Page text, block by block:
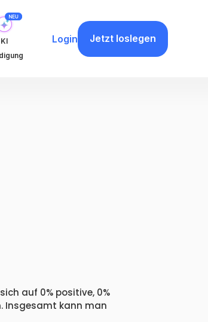
KI
Login Jetzt loslegen
auf 0% positive, 0%
Insgesamt kann man